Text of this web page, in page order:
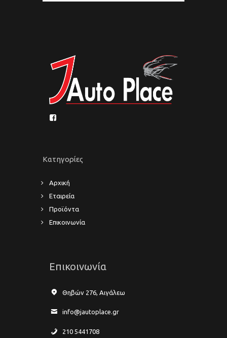
Κατηγορίες
Αρχική
Εταιρεία
Προϊόντα
Επικοινωνία
Επικοινωνία
Θηβών 276, Αιγάλεω
info@jautoplace.gr
210 5441708